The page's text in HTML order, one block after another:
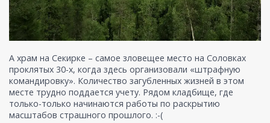
А храм на Секирке – самое зловещее место на Соловках
проклятых 30-х, когда здесь организовали «штрафную
командировку». Количество загубленных жизней в этом
месте трудно поддается учету. Рядом кладбище, где
только-только начинаются работы по раскрытию
масштабов страшного прошлого. :-(